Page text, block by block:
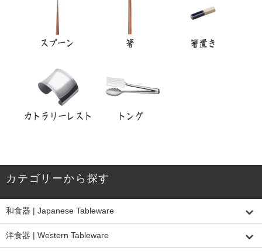
カテゴリーから探す
和食器 | Japanese Tableware
洋食器 | Western Tableware